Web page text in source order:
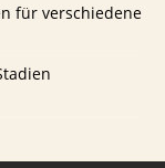
für verschiedene